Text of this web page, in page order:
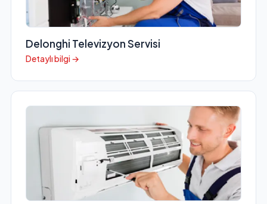
Delonghi Televizyon Servisi
Detaylı bilgi →